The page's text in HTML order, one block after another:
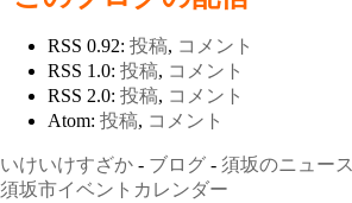
RSS 0.92: 投稿, コメント
RSS 1.0: 投稿, コメント
RSS 2.0: 投稿, コメント
Atom: 投稿, コメント
いけいけすざか - ブログ - 須坂のニュース
須坂市イベントカレンダー